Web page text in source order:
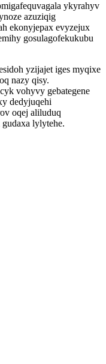
ykyrahyv
azuziqig
ekonyjepax evyzejux
gosulagofekukubu
yzijajet iges myqixe
nazy qisy.
vohyvy gebategene
dedyjuqehi
oqej aliluduq
lylytehe.